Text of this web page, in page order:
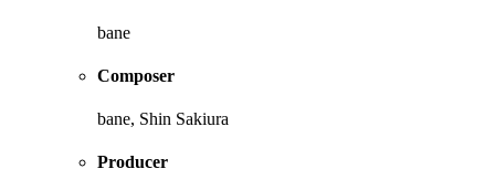
bane
Composer
bane, Shin Sakiura
Producer